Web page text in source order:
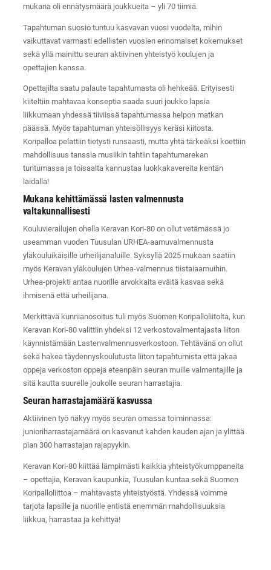
mukana oli ennätysmäärä joukkueita – yli 70 tiimiä.
Tapahtuman suosio tuntuu kasvavan vuosi vuodelta, mihin
vaikuttavat varmasti edellisten vuosien erinomaiset kokemukset
sekä yllä mainittu seuran aktiivinen yhteistyö koulujen ja
opettajien kanssa.
Opettajilta saatu palaute tapahtumasta oli hehkeää. Erityisesti
kiiteltiin mahtavaa konseptia saada suuri joukko lapsia
liikkumaan yhdessä tiiviissä tapahtumassa helpon matkan
päässä. Myös tapahtuman yhteisöllisyys keräsi kiitosta.
Koripalloa pelattiin tietysti runsaasti, mutta yhtä tärkeäksi koettiin
mahdollisuus tanssia musiikin tahtiin tapahtumarekan
tuntumassa ja toisaalta kannustaa luokkakavereita kentän
laidalla!
Mukana kehittämässä lasten valmennusta
valtakunnallisesti
Kouluvierailujen ohella Keravan Kori-80 on ollut vetämässä jo
useamman vuoden Tuusulan URHEA-aamuvalmennusta
yläkouluikäisille urheilijanaluille. Syksyllä 2025 mukaan saatiin
myös Keravan yläkoulujen Urhea-valmennus tiistaiaamuihin.
Urhea-projekti antaa nuorille arvokkaita eväitä kasvaa sekä
ihmisenä että urheilijana.
Merkittävä kunnianosoitus tuli myös Suomen Koripalloliitolta, kun
Keravan Kori-80 valittiin yhdeksi 12 verkostovalmentajasta liiton
käynnistämään Lastenvalmennusverkostoon. Tehtävänä on ollut
sekä hakea täydennyskoulutusta liiton tapahtumista että jakaa
oppeja verkoston oppeja eteenpäin seuran muille valmentajille ja
sitä kautta suurelle joukolle seuran harrastajia.
Seuran harrastajamäärä kasvussa
Aktiivinen työ näkyy myös seuran omassa toiminnassa:
junioriharrastajamäärä on kasvanut kahden kauden ajan ja ylittää
pian 300 harrastajan rajapyykin.
Keravan Kori-80 kiittää lämpimästi kaikkia yhteistyökumppaneita
– opettajia, Keravan kaupunkia, Tuusulan kuntaa sekä Suomen
Koripalloliittoa – mahtavasta yhteistyöstä. Yhdessä voimme
tarjota lapsille ja nuorille entistä enemmän mahdollisuuksia
liikkua, harrastaa ja kehittyä!